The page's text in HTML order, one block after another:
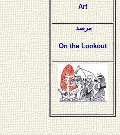
Art
مرصد
On the Lookout